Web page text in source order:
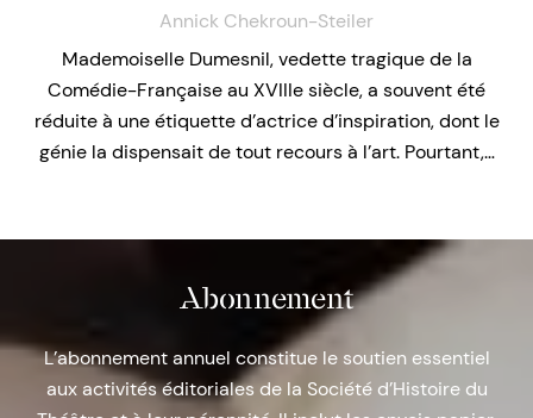
Annick Chekroun-Steiler
Mademoiselle Dumesnil, vedette tragique de la
Comédie-Française au XVIIIe siècle, a souvent été
réduite à une étiquette d’actrice d’inspiration, dont le
génie la dispensait de tout recours à l’art. Pourtant,…
Abonnement
L’abonnement annuel constitue le soutien essentiel
aux activités éditoriales de la Société d’Histoire du